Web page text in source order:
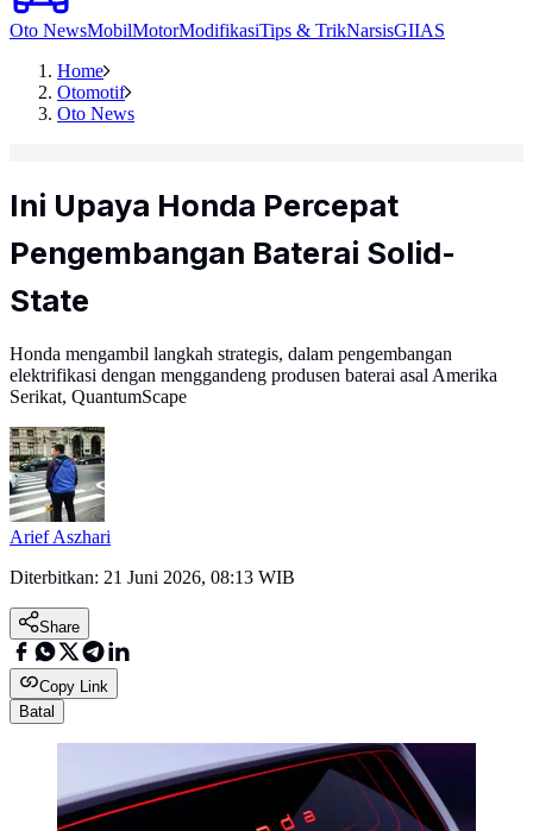
Oto NewsMobilMotorModifikasiTips & TrikNarsisGIIAS
Home
Otomotif
Oto News
Ini Upaya Honda Percepat
Pengembangan Baterai Solid-
State
Honda mengambil langkah strategis, dalam pengembangan
elektrifikasi dengan menggandeng produsen baterai asal Amerika
Serikat, QuantumScape
Arief Aszhari
Diterbitkan: 21 Juni 2026, 08:13 WIB
Share
Copy Link
Batal